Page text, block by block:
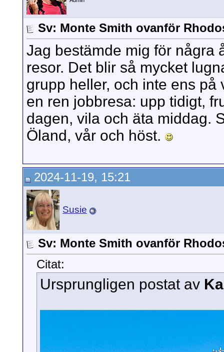
Sv: Monte Smith ovanför
Jag bestämde mig för några
resor. Det blir så mycket
grupp heller, och inte ens
en ren jobbresa: upp tidigt,
dagen, vila och äta middag.
Öland, vår och höst.
2024-11-19, 15:21
Susie
Sv: Monte Smith ovanför
Citat:
Ursprungligen postat av